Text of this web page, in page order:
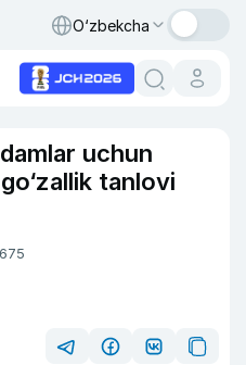
O‘zbekcha
uchun
tanlovi